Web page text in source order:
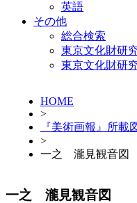
英語
その他
総合検索
東京文化財研
東京文化財研
HOME
>
『美術画報』所載
>
一之 瀧見観音図
一之 瀧見観音図